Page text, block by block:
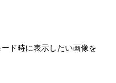
ド時に表示したい画像を